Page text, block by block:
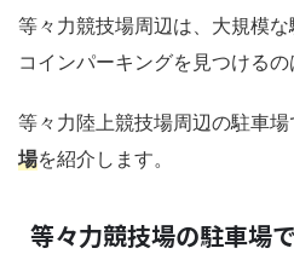
等々力競技場周辺は、大規模
コインパーキングを見つけるの
等々力陸上競技場周辺の駐車場
場を紹介します。
等々力競技場の駐車場